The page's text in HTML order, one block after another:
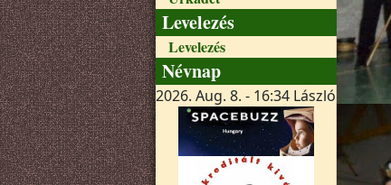
Levelezés
Levelezés
Névnap
2026. Aug. 8. - 16:34 László